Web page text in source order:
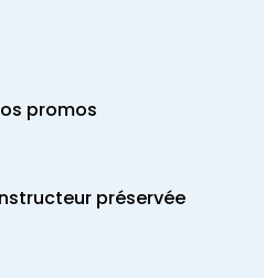
promos
préservée